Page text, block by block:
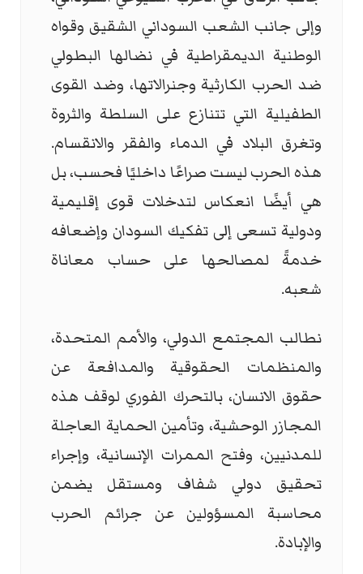
وإلى جانب الشعب السوداني الشقيق وقواه
الوطنية الديمقراطية في نضالها البطولي
ضد الحرب الكارثية وجنرالاتها، وضد القوى
الطفيلية التي تتنازع على السلطة والثروة
وتغرق البلاد في الدماء والفقر والانقسام.
هذه الحرب ليست صراعًا داخليًا فحسب، بل
هي أيضًا انعكاس لتدخلات قوى إقليمية
ودولية تسعى إلى تفكيك السودان وإضعافه
خدمةً لمصالحها على حساب معاناة
شعبه.
نطالب المجتمع الدولي، والأمم المتحدة،
والمنظمات الحقوقية والمدافعة عن
حقوق الانسان، بالتحرك الفوري لوقف هذه
المجازر الوحشية، وتأمين الحماية العاجلة
للمدنيين، وفتح الممرات الإنسانية، وإجراء
تحقيق دولي شفاف ومستقل يضمن
محاسبة المسؤولين عن جرائم الحرب
والإبادة.